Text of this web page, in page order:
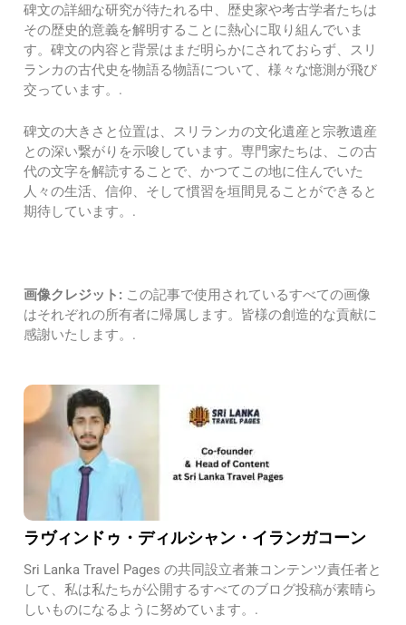
碑文の詳細な研究が待たれる中、歴史家や考古学者たちは
その歴史的意義を解明することに熱心に取り組んでいま
す。碑文の内容と背景はまだ明らかにされておらず、スリ
ランカの古代史を物語る物語について、様々な憶測が飛び
交っています。.
碑文の大きさと位置は、スリランカの文化遺産と宗教遺産
との深い繋がりを示唆しています。専門家たちは、この古
代の文字を解読することで、かつてこの地に住んでいた
人々の生活、信仰、そして慣習を垣間見ることができると
期待しています。.
画像クレジット: この記事で使用されているすべての画像
はそれぞれの所有者に帰属します。皆様の創造的な貢献に
感謝いたします。.
ラヴィンドゥ・ディルシャン・イランガコーン
Sri Lanka Travel Pages の共同設立者兼コンテンツ責任者と
して、私は私たちが公開するすべてのブログ投稿が素晴ら
しいものになるように努めています。.